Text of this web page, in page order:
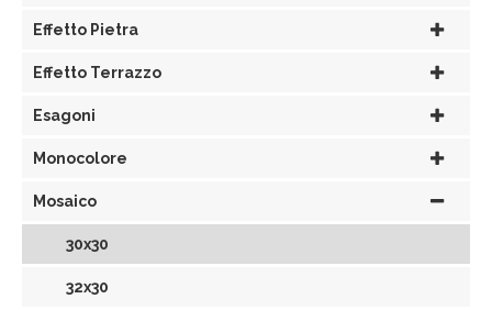
Effetto Pietra
Effetto Terrazzo
Esagoni
Monocolore
Mosaico
30x30
32x30